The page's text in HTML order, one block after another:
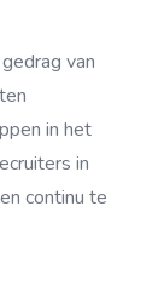
van
in het
in
continu te